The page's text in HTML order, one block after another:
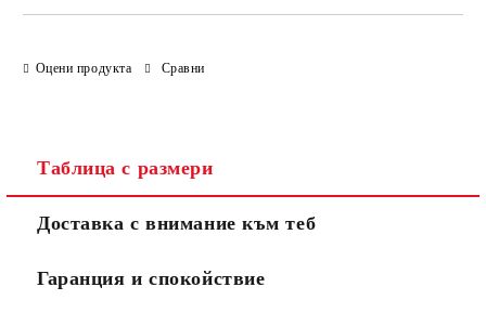
Оцени продукта Сравни
Таблица с размери
Доставка с внимание към теб
Гаранция и спокойствие